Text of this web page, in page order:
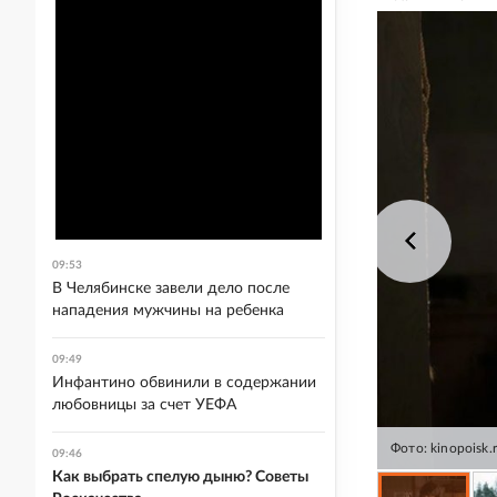
Фото:
09:53
В Челябинске завели дело после
нападения мужчины на ребенка
09:49
Инфантино обвинили в содержании
любовницы за счет УЕФА
09:46
Как выбрать спелую дыню? Советы